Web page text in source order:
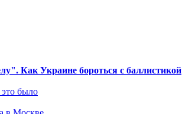
Как Украине бороться с баллистикой
было